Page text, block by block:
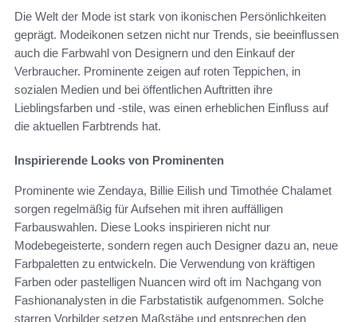
Die Welt der Mode ist stark von ikonischen Persönlichkeiten
geprägt. Modeikonen setzen nicht nur Trends, sie beeinflussen
auch die Farbwahl von Designern und den Einkauf der
Verbraucher. Prominente zeigen auf roten Teppichen, in
sozialen Medien und bei öffentlichen Auftritten ihre
Lieblingsfarben und -stile, was einen erheblichen Einfluss auf
die aktuellen Farbtrends hat.
Inspirierende Looks von Prominenten
Prominente wie Zendaya, Billie Eilish und Timothée Chalamet
sorgen regelmäßig für Aufsehen mit ihren auffälligen
Farbauswahlen. Diese Looks inspirieren nicht nur
Modebegeisterte, sondern regen auch Designer dazu an, neue
Farbpaletten zu entwickeln. Die Verwendung von kräftigen
Farben oder pastelligen Nuancen wird oft im Nachgang von
Fashionanalysten in die Farbstatistik aufgenommen. Solche
starren Vorbilder setzen Maßstäbe und entsprechen den